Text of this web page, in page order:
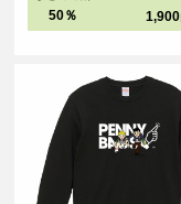
50％ 1,900